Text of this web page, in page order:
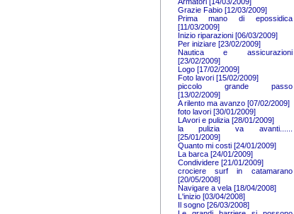
Grazie Fabio [12/03/2009]
Prima mano di epossidica
[11/03/2009]
Inizio riparazioni [06/03/2009]
Per iniziare [23/02/2009]
Nautica e assicurazioni
[23/02/2009]
Logo [17/02/2009]
Foto lavori [15/02/2009]
piccolo grande passo
[13/02/2009]
A rilento ma avanzo [07/02/2009]
foto lavori [30/01/2009]
LAvori e pulizia [28/01/2009]
la pulizia va avanti......
[25/01/2009]
Quanto mi costi [24/01/2009]
La barca [24/01/2009]
Condividere [21/01/2009]
crociere surf in catamarano
[20/05/2008]
Navigare a vela [18/04/2008]
L'inizio [03/04/2008]
Il sogno [26/03/2008]